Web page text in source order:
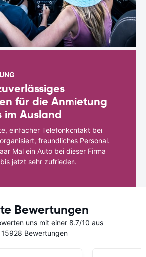
für die Anmietung
im Ausland
einfacher Telefonkontakt bei
freundliches Personal.
Mal ein Auto bei dieser Firma
jetzt sehr zufrieden.
Bewertungen
uns mit einer 8.7/10 aus
15928 Bewertungen